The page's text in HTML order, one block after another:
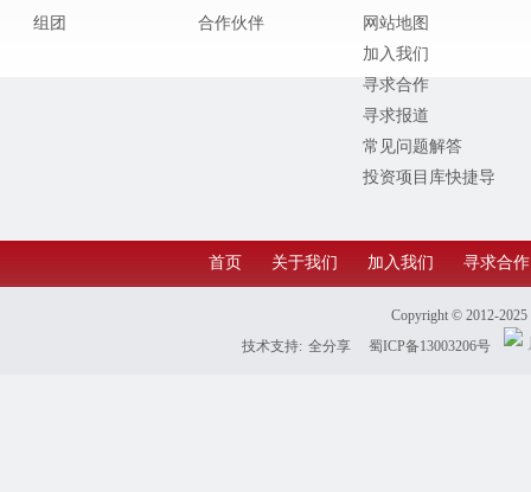
组团
合作伙伴
网站地图
加入我们
寻求合作
寻求报道
常见问题解答
投资项目库快捷导
首页 关于我们 加入我们 寻求合作
Copyright © 2012-2025
技术支持: 全分享 蜀ICP备13003206号